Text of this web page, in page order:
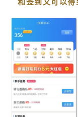
和签到又可以得